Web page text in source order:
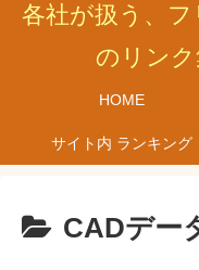
各社が扱う、
のリン
HOME
サイト内 ランキング
CADデー